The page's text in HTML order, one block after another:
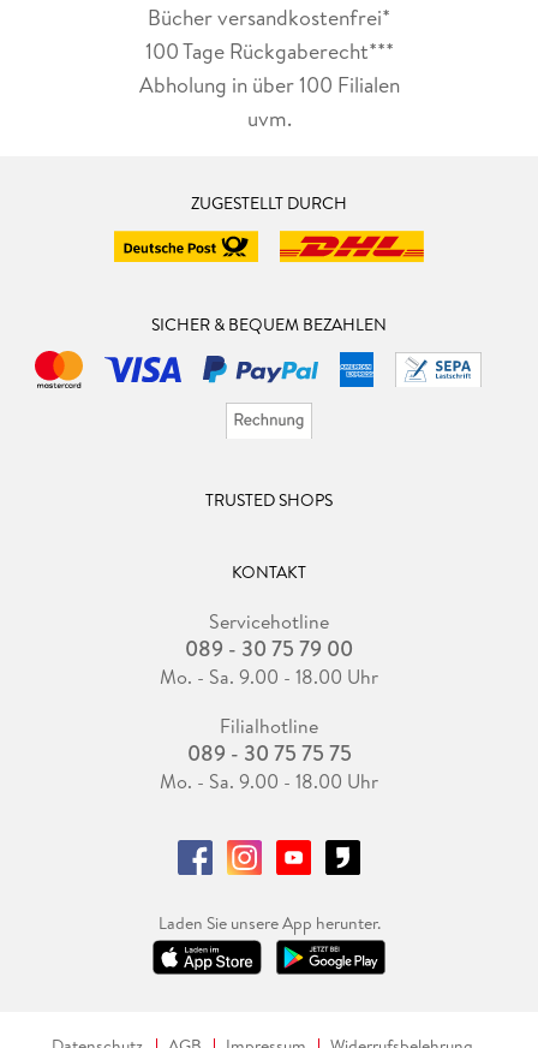
Bücher versandkostenfrei*
100 Tage Rückgaberecht***
Abholung in über 100 Filialen
uvm.
ZUGESTELLT DURCH
SICHER & BEQUEM BEZAHLEN
TRUSTED SHOPS
KONTAKT
Servicehotline
089 - 30 75 79 00
Mo. - Sa. 9.00 - 18.00 Uhr
Filialhotline
089 - 30 75 75 75
Mo. - Sa. 9.00 - 18.00 Uhr
Laden Sie unsere App herunter.